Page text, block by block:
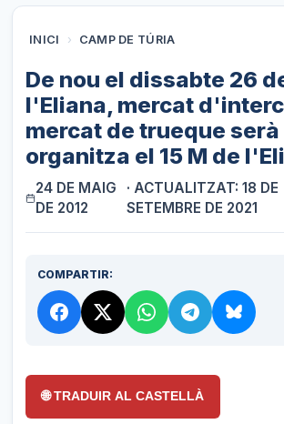
INICI › CAMP DE TÚRIA
De nou el dissabte 26
l'Eliana, mercat
mercat de trueque serà
organitza el 15 M de
24 DE MAIG
DE 2012
· ACTUALITZAT: 18 DE
SETEMBRE DE 2021
COMPARTIR:
🌐 TRADUIR AL CASTELLÀ